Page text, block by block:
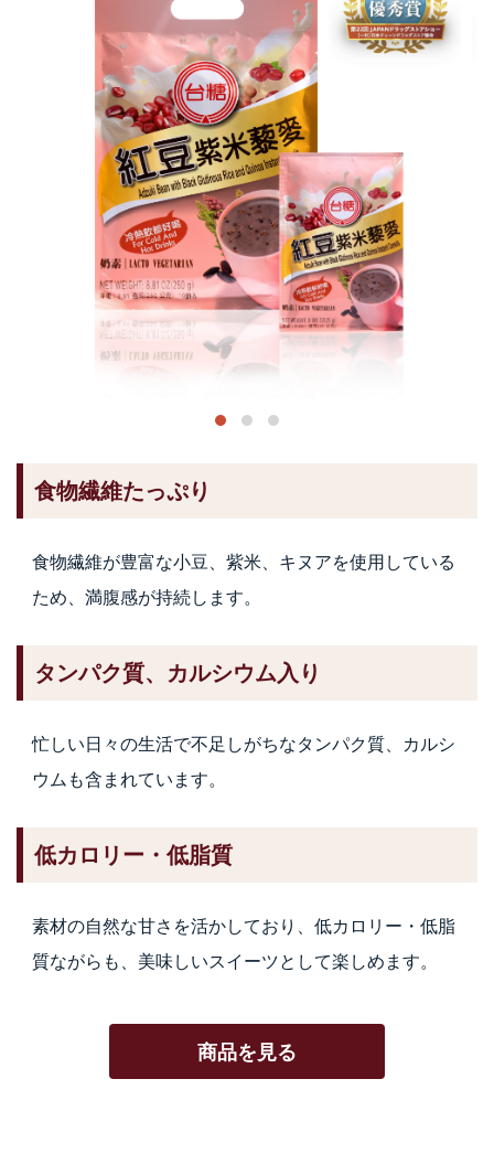
食物繊維たっぷり
食物繊維が豊富な小豆、紫米、キヌアを使用している
ため、満腹感が持続します。
タンパク質、カルシウム入り
忙しい日々の生活で不足しがちなタンパク質、カルシ
ウムも含まれています。
低カロリー・低脂質
素材の自然な甘さを活かしており、低カロリー・低脂
質ながらも、美味しいスイーツとして楽しめます。
商品を見る